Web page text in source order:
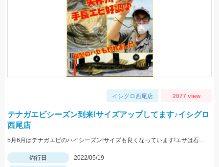
イシグロ西尾店 2077 view
テナガエビシーズン到来!サイズアップしてます♪イシグロ
西尾店
5月6月はテナガエビのハイシーズン!サイズも良くなっています!エサは石ゴカイで、小さく切ると針掛かりアップします!
釣行日
2022/05/19